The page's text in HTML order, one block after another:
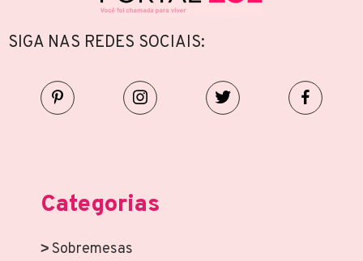
SIGA NAS REDES SOCIAIS:
Categorias
Sobremesas